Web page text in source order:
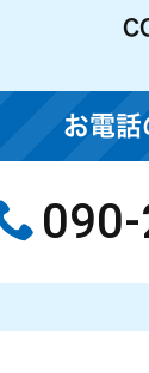
お電話